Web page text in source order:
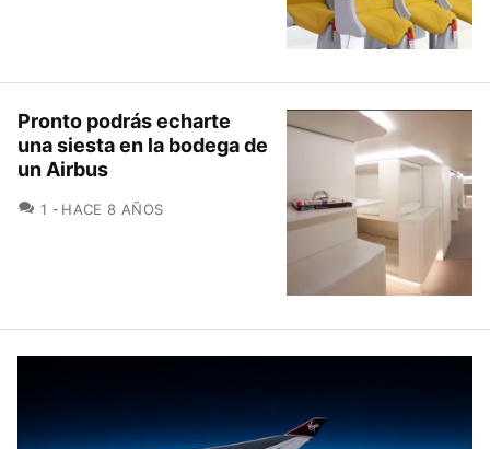
Pronto podrás echarte
una siesta en la bodega de
un Airbus
1 COMENTARIOS
HACE 8 AÑOS